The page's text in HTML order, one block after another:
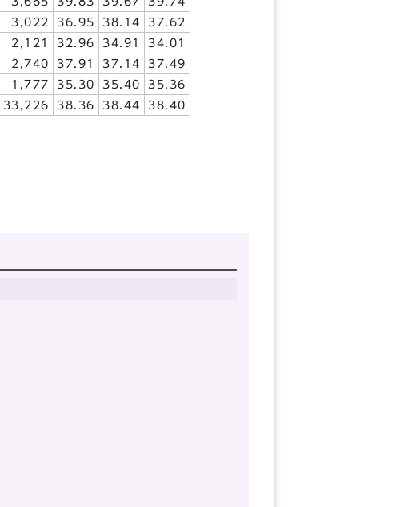
3,022 36.95 38.14
37.62
2,121 32.96 34.91
34.01
2,740 37.91 37.14
37.49
1,777 35.30 35.40
35.36
33,226 38.36 38.44 38.40